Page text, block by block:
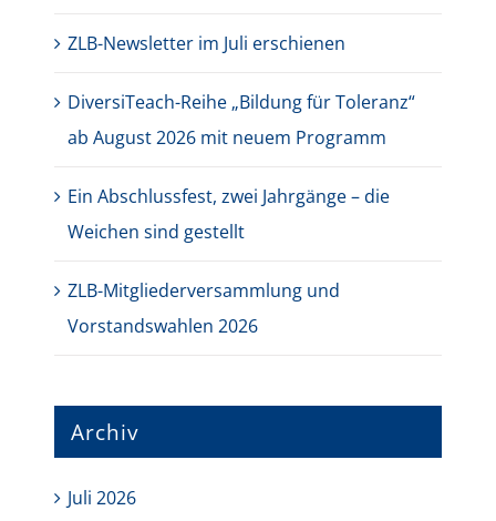
ZLB-Newsletter im Juli erschienen
DiversiTeach-Reihe „Bildung für Toleranz“
ab August 2026 mit neuem Programm
Ein Abschlussfest, zwei Jahrgänge – die
Weichen sind gestellt
ZLB-Mitgliederversammlung und
Vorstandswahlen 2026
Archiv
Juli 2026